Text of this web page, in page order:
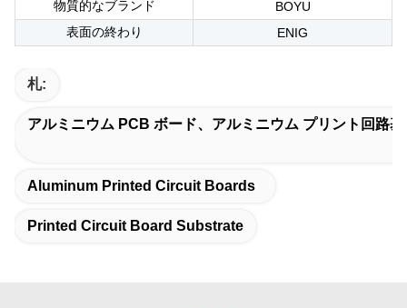
物質的なブランド
BOYU
表面の終わり
ENIG
札:
アルミニウム PCB ボード、アルミニウム プリント回路
Aluminum Printed Circuit Boards
Printed Circuit Board Substrate